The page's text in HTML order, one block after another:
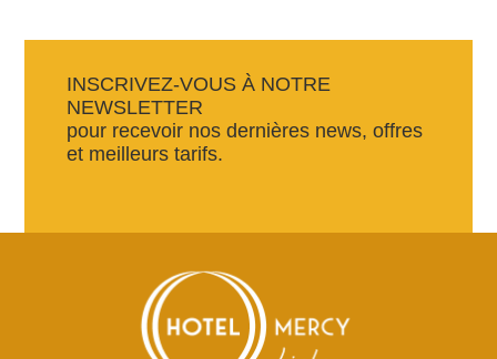
INSCRIVEZ-VOUS À NOTRE
NEWSLETTER
pour recevoir nos dernières news, offres
et meilleurs tarifs.